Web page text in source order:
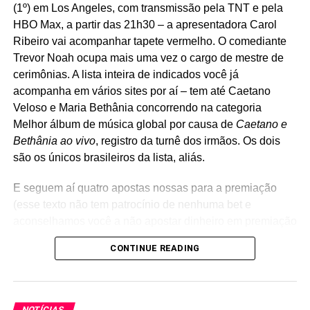
construiu a lua’ é onde eu termino
Holy mountain eh where
do I start who built the
moon where do I end as
you were LG x
— Liam Gallagher
(@liamgallagher)
October 10, 2017
LIAM GALLAGHER
NOEL GALLAGHER
Dean DeLeo: luto eterno por Chester Bennington
(1º) em Los Angeles, com transmissão pela TNT e pela
HBO Max, a partir das 21h30 – a apresentadora Carol
Ribeiro vai acompanhar tapete vermelho. O comediante
Trevor Noah ocupa mais uma vez o cargo de mestre de
cerimônias. A lista inteira de indicados você já
acompanha em vários sites por aí – tem até Caetano
Veloso e Maria Bethânia concorrendo na categoria
Melhor álbum de música global por causa de Caetano e
Bethânia ao vivo, registro da turnê dos irmãos. Os dois
são os únicos brasileiros da lista, aliás.
E seguem aí quatro apostas nossas para a premiação
(esse texto não tem patrocínio de nenhuma bet e
nenhuma).
Lançado em 2024, e não em 2025,Chromakopiaé mais
um divisor na carreira de um artista cuja discografia só
CONTINUE READING